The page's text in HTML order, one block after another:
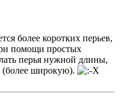
более коротких перьев,
помощи простых
перья нужной длины,
(более широкую).